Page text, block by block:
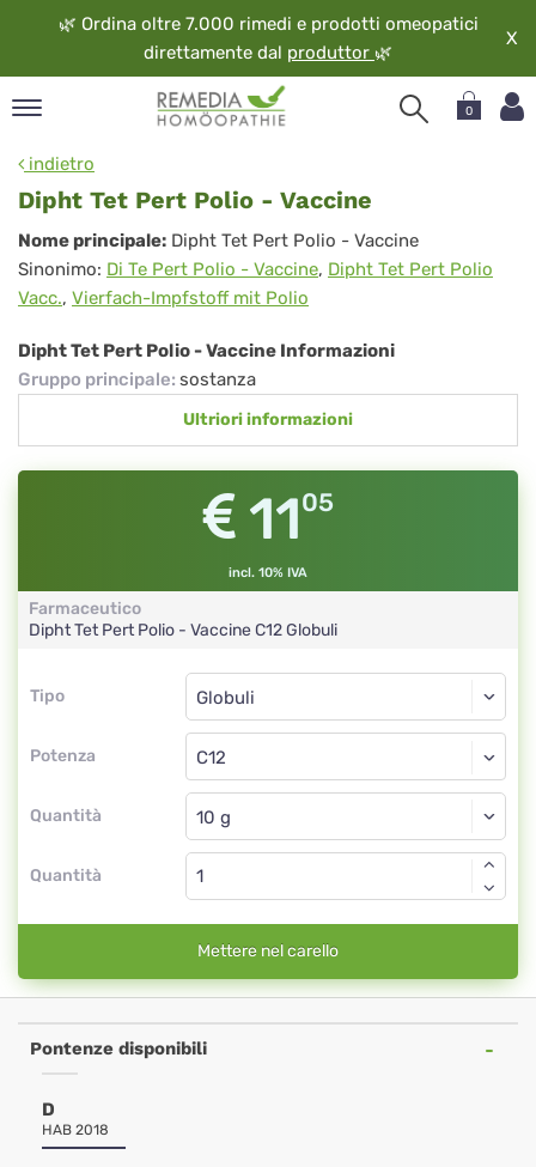
🌿 Ordina oltre 7.000 rimedi e prodotti omeopatici
direttamente dal produttor 🌿
X
0
indietro
Dipht Tet Pert Polio - Vaccine
Dipht
Tet
Pert
Polio
-
Nome principale: Dipht Tet Pert Polio - Vaccine
Sinonimo: Di Te Pert Polio - Vaccine, Dipht Tet Pert Polio
Vacc., Vierfach-Impfstoff mit Polio
Dipht Tet Pert Polio - Vaccine Informazioni
Gruppo principale: sostanza
Ultriori informazioni
1105
incl. 10% IVA
Farmaceutico
Dipht Tet Pert Polio - VaccineC12Globuli
Tipo
Tipo
Potenza
Globuli
C12
Quantità
Globuli
Quantità
Mettere nel carello
Pontenze disponibili
D
HAB 2018